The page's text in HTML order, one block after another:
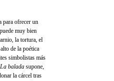
para ofrecer un
muy bien
la tortura, el
de la poética
simbolistas más
La balada supone,
la cárcel tras